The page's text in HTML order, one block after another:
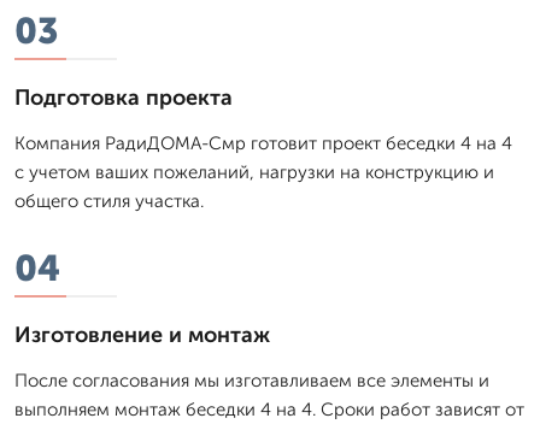
03
Подготовка проекта
Компания РадиДОМА-Смр готовит проект беседки 4 на 4
с учетом ваших пожеланий, нагрузки на конструкцию и
общего стиля участка.
04
Изготовление и монтаж
После согласования мы изготавливаем все элементы и
выполняем монтаж беседки 4 на 4. Сроки работ зависят от